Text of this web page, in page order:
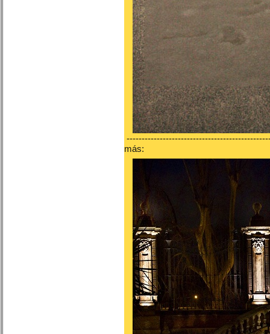
más: